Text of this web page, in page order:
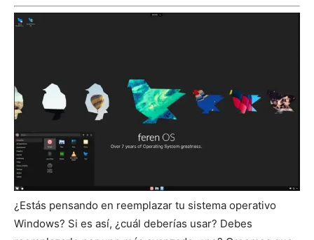
¿Estás pensando en reemplazar tu sistema operativo
Windows? Si es así, ¿cuál deberías usar? Debes